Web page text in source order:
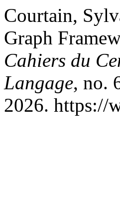
Courtain,
Graph
Cahiers du
Langage, no.
2026. https://